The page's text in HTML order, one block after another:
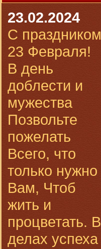
23.02.2024
С праздником
23 Февраля!
В день
доблести и
мужества
Позвольте
пожелать
Всего, что
только нужно
Вам, Чтоб
жить и
процветать. В
делах успеха